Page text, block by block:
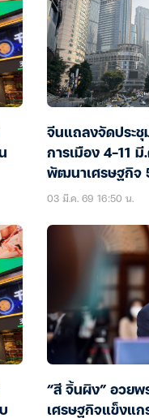
จีนแถลงจัดประชุ
การเมือง 4-11
พัฒนาเศรษฐกิจ
03 มี.ค. 69 16:50 น.
“สี จิ้นผิง” อวยพ
เศรษฐกิจแข็งแก